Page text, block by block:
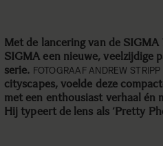
Met de lancering van de
SIGMA een nieuwe, veelzijdige
serie. FOTOGRAAF ANDREW STRIPP
cityscapes, voelde deze
met een enthousiast verhaal én
Hij typeert de lens als ‘Pretty